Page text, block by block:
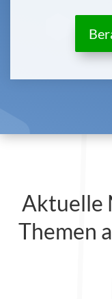
Aktuelle
Themen